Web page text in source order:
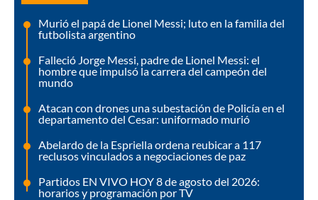
Murió el papá de Lionel Messi; luto en la familia del
futbolista argentino
Falleció Jorge Messi, padre de Lionel Messi: el
hombre que impulsó la carrera del campeón del
mundo
Atacan con drones una subestación de Policía en el
departamento del Cesar: uniformado murió
Abelardo de la Espriella ordena reubicar a 117
reclusos vinculados a negociaciones de paz
Partidos EN VIVO HOY 8 de agosto del 2026:
horarios y programación por TV